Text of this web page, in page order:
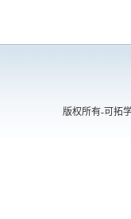
版权所有-可拓